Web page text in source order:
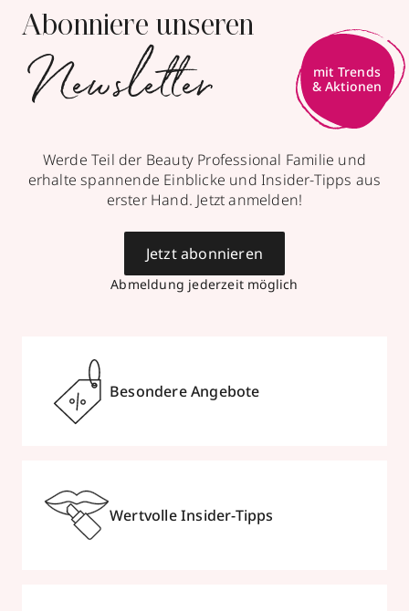
Abonniere unseren
Newsletter
mit Trends
& Aktionen
Werde Teil der Beauty Professional Familie und
erhalte spannende Einblicke und Insider-Tipps aus
erster Hand. Jetzt anmelden!
Abmeldung jederzeit möglich
Jetzt abonnieren
Besondere Angebote
Wertvolle Insider-Tipps